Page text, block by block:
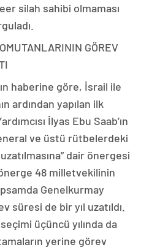
silah sahibi olmaması
GÖREV
haberine göre, İsrail ile
ardından yapılan ilk
İlyas Ebu Saab’ın
ve üstü rütbelerdeki
dair önergesi
48 milletvekilinin
Genelkurmay
süresi de bir yıl uzatıldı.
üçüncü yılında da
yerine görev